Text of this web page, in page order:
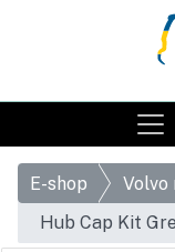
E-shop
Volvo
Hub Cap Kit